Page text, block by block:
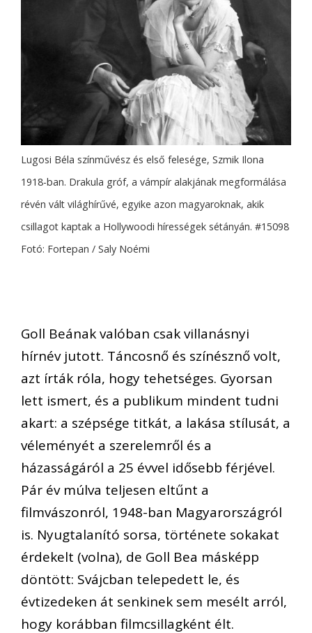
Lugosi Béla színművész és első felesége, Szmik Ilona
1918-ban. Drakula gróf, a vámpír alakjának megformálása
révén vált világhírűvé, egyike azon magyaroknak, akik
csillagot kaptak a Hollywoodi hírességek sétányán. #15098
Fotó: Fortepan / Saly Noémi
Goll Beának valóban csak villanásnyi
hírnév jutott. Táncosnő és színésznő volt,
azt írták róla, hogy tehetséges. Gyorsan
lett ismert, és a publikum mindent tudni
akart: a szépsége titkát, a lakása stílusát, a
véleményét a szerelemről és a
házasságáról a 25 évvel idősebb férjével.
Pár év múlva teljesen eltűnt a
filmvászonról, 1948-ban Magyarországról
is. Nyugtalanító sorsa, története sokakat
érdekelt (volna), de Goll Bea másképp
döntött: Svájcban telepedett le, és
évtizedeken át senkinek sem mesélt arról,
hogy korábban filmcsillagként élt.